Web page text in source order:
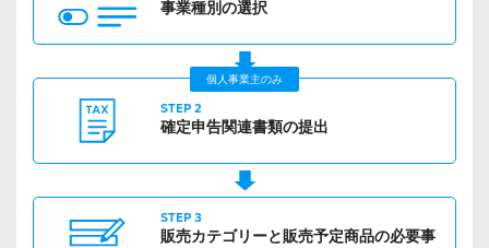
事業種別の選択
個人事業主のみ
STEP 2
確定申告関連書類の提出
STEP 3
販売カテゴリーと販売予定商品の必要事